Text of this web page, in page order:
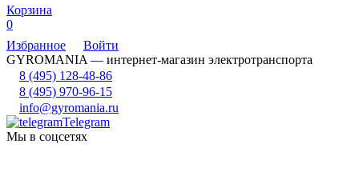
Корзина
0
Избранное
Войти
GYROMANIA — интернет-магазин электротранспорта
8 (495) 128-48-86
8 (495) 970-96-15
info@gyromania.ru
Telegram
Мы в соцсетях